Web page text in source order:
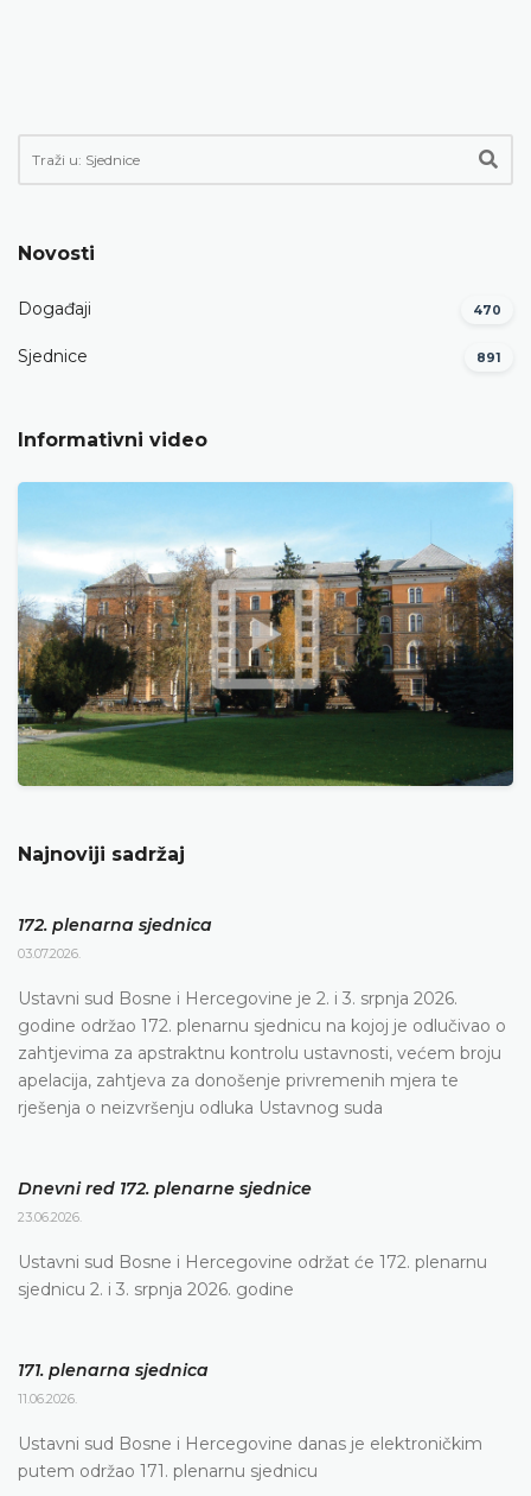
Novosti
Događaji 470
Sjednice 891
Informativni video
Najnoviji sadržaj
172. plenarna sjednica
03.07.2026.
Ustavni sud Bosne i Hercegovine je 2. i 3. srpnja 2026.
godine održao 172. plenarnu sjednicu na kojoj je odlučivao o
zahtjevima za apstraktnu kontrolu ustavnosti, većem broju
apelacija, zahtjeva za donošenje privremenih mjera te
rješenja o neizvršenju odluka Ustavnog suda
Dnevni red 172. plenarne sjednice
23.06.2026.
Ustavni sud Bosne i Hercegovine održat će 172. plenarnu
sjednicu 2. i 3. srpnja 2026. godine
171. plenarna sjednica
11.06.2026.
Ustavni sud Bosne i Hercegovine danas je elektroničkim
putem održao 171. plenarnu sjednicu